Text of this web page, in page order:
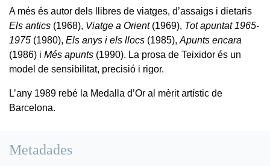
A més és autor dels llibres de viatges, d’assaigs i dietaris
Els antics (1968), Viatge a Orient(1969), Tot apuntat 1965-
1975 (1980), Els anys i els llocs (1985), Apunts encara
(1986) i Més apunts (1990). La prosa de Teixidor és un
model de sensibilitat, precisió i rigor.
L’any 1989 rebé la Medalla d’Or al mèrit artístic de
Barcelona.
Metadades